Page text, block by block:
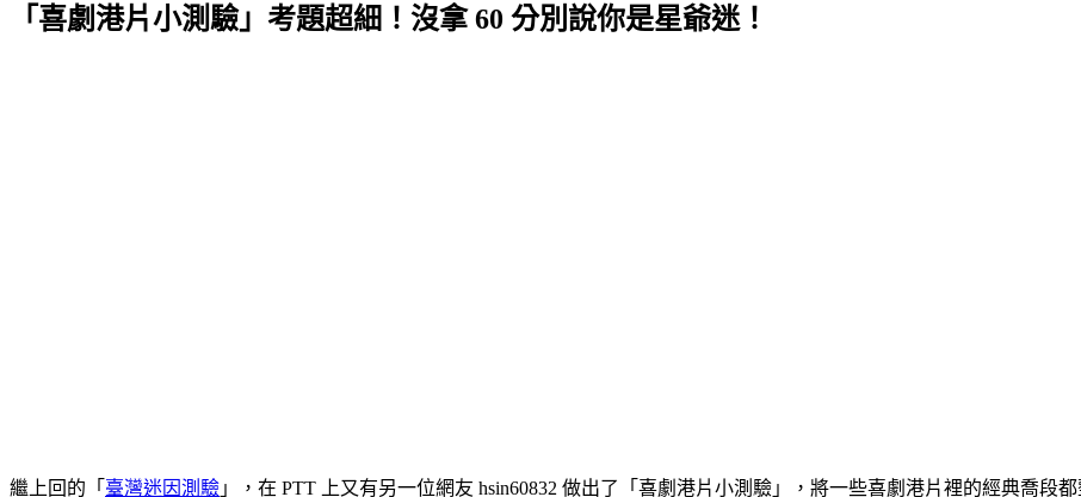
「喜劇港片小測驗」考題超細！沒拿 60 分別說你是星爺迷！
繼上回的「 臺灣迷因測驗 」，在 PTT 上又有另一位網友 hsin60832 做出了「喜劇港片小測驗」，將一些喜劇港片裡的經典喬段